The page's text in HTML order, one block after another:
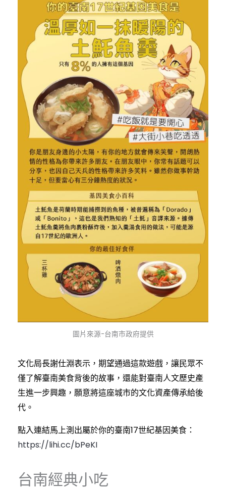
圖片來源-台南市政府提供
文化局長謝仕淵表示，期望通過這款遊戲，讓民眾不
僅了解臺南美食背後的故事，還能對臺南人文歷史產
生進一步興趣，願意將這座城市的文化資產傳承給後
代。
點入連結馬上測出屬於你的臺南17世紀基因美食：
https://lihi.cc/bPeKI
台南經典小吃